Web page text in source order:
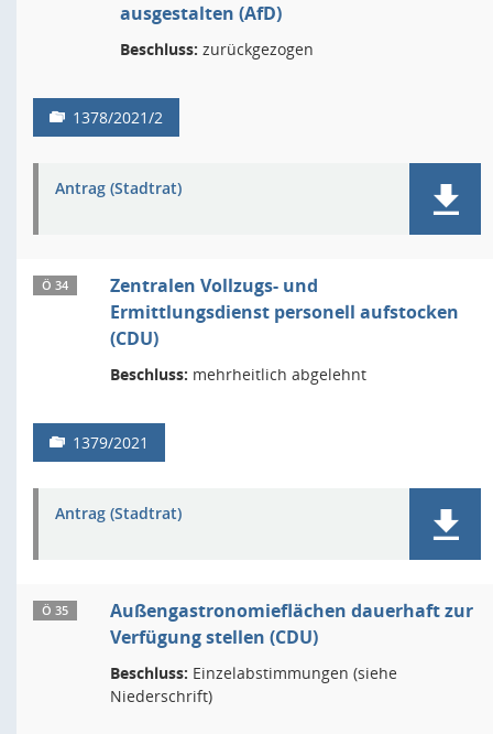
ausgestalten (AfD)
Beschluss: zurückgezogen
1378/2021/2
Antrag (Stadtrat)
Ö 34
Zentralen Vollzugs- und
Ermittlungsdienst personell aufstocken
(CDU)
Beschluss: mehrheitlich abgelehnt
1379/2021
Antrag (Stadtrat)
Ö 35
Außengastronomieflächen dauerhaft zur
Verfügung stellen (CDU)
Beschluss: Einzelabstimmungen (siehe
Niederschrift)